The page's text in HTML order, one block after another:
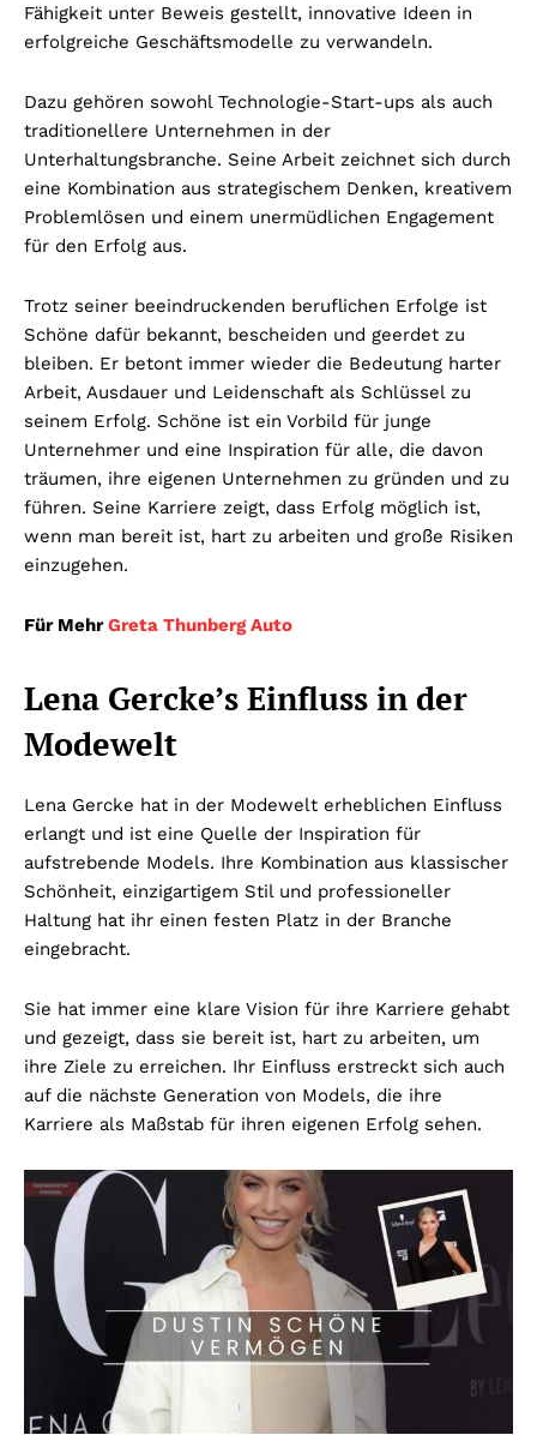
Fähigkeit unter Beweis gestellt, innovative Ideen in
erfolgreiche Geschäftsmodelle zu verwandeln.
Dazu gehören sowohl Technologie-Start-ups als auch
traditionellere Unternehmen in der
Unterhaltungsbranche. Seine Arbeit zeichnet sich durch
eine Kombination aus strategischem Denken, kreativem
Problemlösen und einem unermüdlichen Engagement
für den Erfolg aus.
Trotz seiner beeindruckenden beruflichen Erfolge ist
Schöne dafür bekannt, bescheiden und geerdet zu
bleiben. Er betont immer wieder die Bedeutung harter
Arbeit, Ausdauer und Leidenschaft als Schlüssel zu
seinem Erfolg. Schöne ist ein Vorbild für junge
Unternehmer und eine Inspiration für alle, die davon
träumen, ihre eigenen Unternehmen zu gründen und zu
führen. Seine Karriere zeigt, dass Erfolg möglich ist,
wenn man bereit ist, hart zu arbeiten und große Risiken
einzugehen.
Für MehrGreta Thunberg Auto
Lena Gercke’s Einfluss in der
Modewelt
Lena Gercke hat in der Modewelt erheblichen Einfluss
erlangt und ist eine Quelle der Inspiration für
aufstrebende Models. Ihre Kombination aus klassischer
Schönheit, einzigartigem Stil und professioneller
Haltung hat ihr einen festen Platz in der Branche
eingebracht.
Sie hat immer eine klare Vision für ihre Karriere gehabt
und gezeigt, dass sie bereit ist, hart zu arbeiten, um
ihre Ziele zu erreichen. Ihr Einfluss erstreckt sich auch
auf die nächste Generation von Models, die ihre
Karriere als Maßstab für ihren eigenen Erfolg sehen.